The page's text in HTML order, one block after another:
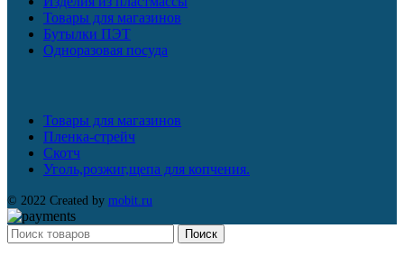
Товары для магазинов
Бутылки ПЭТ
Одноразовая посуда
Товары для магазинов
Пленка-стрейч
Скотч
Уголь,розжиг,щепа для копчения.
© 2022 Created by mobit.ru
Поиск